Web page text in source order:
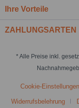
Ihre Vorteile
ZAHLUNGSARTEN
* Alle Preise inkl.
Cookie-Einstellungen
Widerrufsbelehrung